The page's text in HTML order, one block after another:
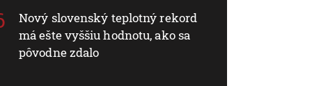
Nový slovenský teplotný rekord
má ešte vyššiu hodnotu, ako sa
pôvodne zdalo